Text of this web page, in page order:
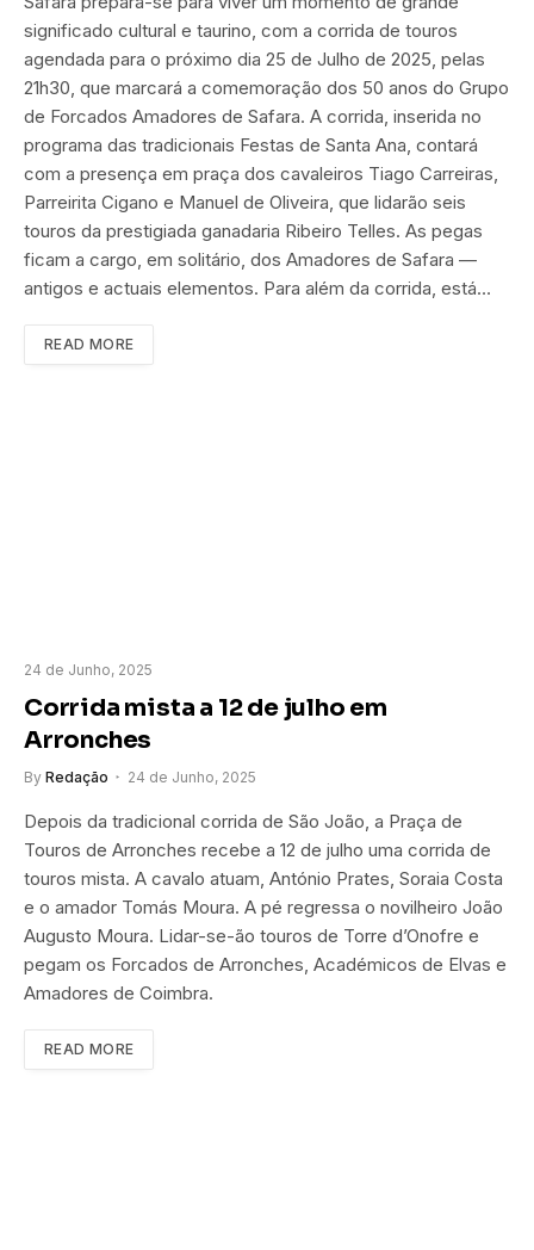
significado cultural e taurino, com a corrida de touros
agendada para o próximo dia 25 de Julho de 2025, pelas
21h30, que marcará a comemoração dos 50 anos do Grupo
de Forcados Amadores de Safara. A corrida, inserida no
programa das tradicionais Festas de Santa Ana, contará
com a presença em praça dos cavaleiros Tiago Carreiras,
Parreirita Cigano e Manuel de Oliveira, que lidarão seis
touros da prestigiada ganadaria Ribeiro Telles. As pegas
ficam a cargo, em solitário, dos Amadores de Safara —
antigos e actuais elementos. Para além da corrida, está…
READ MORE
24 de Junho, 2025
Corrida mista a 12 de julho em
Arronches
By Redação 24 de Junho, 2025
Depois da tradicional corrida de São João, a Praça de
Touros de Arronches recebe a 12 de julho uma corrida de
touros mista. A cavalo atuam, António Prates, Soraia Costa
e o amador Tomás Moura. A pé regressa o novilheiro João
Augusto Moura. Lidar-se-ão touros de Torre d’Onofre e
pegam os Forcados de Arronches, Académicos de Elvas e
Amadores de Coimbra.
READ MORE